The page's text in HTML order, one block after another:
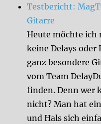
Testbericht:
Gitarre
Heute möchte ich
keine Delays oder
ganz besondere
vom Team
finden. Denn wer
nicht? Man hat
und Hals sich